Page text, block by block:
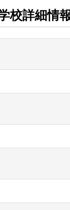
校詳細情